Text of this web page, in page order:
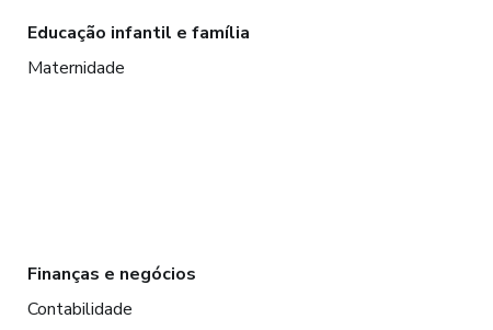
Educação infantil e família
Maternidade
Finanças e negócios
Contabilidade